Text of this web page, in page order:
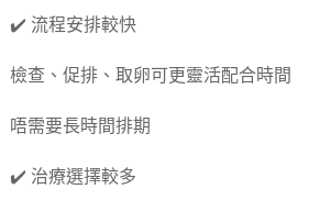
✔️ 流程安排較快
檢查、促排、取卵可更靈活配合時間
唔需要長時間排期
✔️ 治療選擇較多